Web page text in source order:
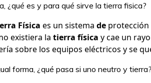
¿qué es y para qué sirve la tierra fisica?
Física es un sistema de
existiera la tierra física y cae un
sobre los equipos eléctricos y se
forma, ¿qué pasa si uno neutro y tierra?